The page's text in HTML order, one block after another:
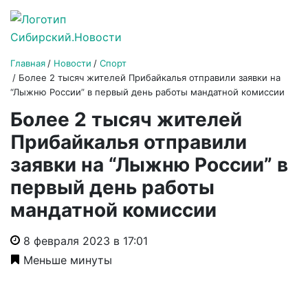
Главная Новости
Спорт
Более 2 тысяч жителей Прибайкалья отправили заявки на
“Лыжню России” в первый день работы мандатной комиссии
Более 2 тысяч жителей
Прибайкалья отправили
заявки на “Лыжню России” в
первый день работы
мандатной комиссии
8 февраля 2023 в 17:01
Меньше минуты